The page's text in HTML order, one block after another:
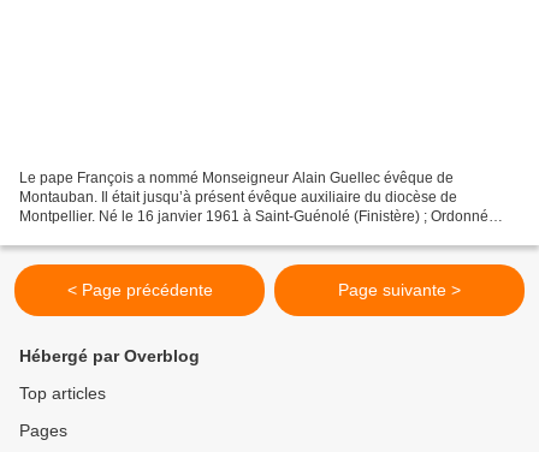
Le pape François a nommé Monseigneur Alain Guellec évêque de
Montauban. Il était jusqu’à présent évêque auxiliaire du diocèse de
Montpellier. Né le 16 janvier 1961 à Saint-Guénolé (Finistère) ; Ordonné
< Page précédente Page suivante >
Hébergé par Overblog
Top articles
Pages